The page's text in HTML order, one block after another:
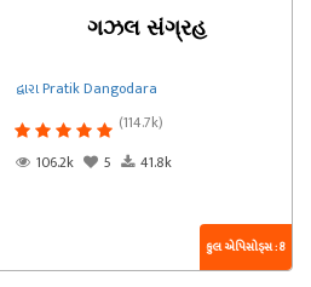
ગઝલ સંગ્રહ
દ્વારા Pratik Dangodara
(114.7k)
106.2k
5 41.8k
કુલ એપિસોડ્સ : 8